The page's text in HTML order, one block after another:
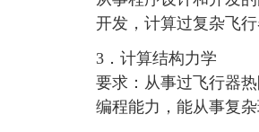
开发，计算过复杂飞
3．计算结构力学
要求：从事过飞行器
编程能力，能从事复